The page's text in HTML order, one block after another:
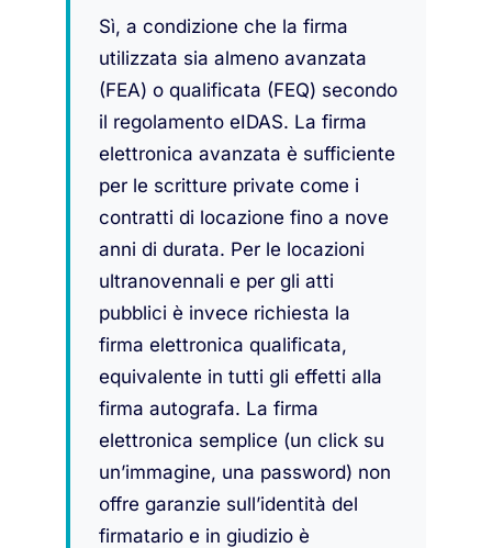
Sì, a condizione che la firma
utilizzata sia almeno avanzata
(FEA) o qualificata (FEQ) secondo
il regolamento eIDAS. La firma
elettronica avanzata è sufficiente
per le scritture private come i
contratti di locazione fino a nove
anni di durata. Per le locazioni
ultranovennali e per gli atti
pubblici è invece richiesta la
firma elettronica qualificata,
equivalente in tutti gli effetti alla
firma autografa. La firma
elettronica semplice (un click su
un’immagine, una password) non
offre garanzie sull’identità del
firmatario e in giudizio è